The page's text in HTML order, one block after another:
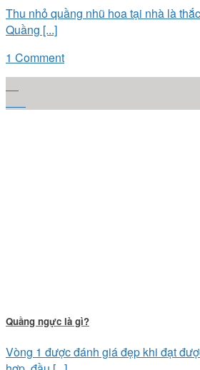
Thu nhỏ quầng nhũ hoa tại nhà là
Quầng [...]
1 Comment
Quầng ngực là gì?
Vòng 1 được đánh giá đẹp khi đạt